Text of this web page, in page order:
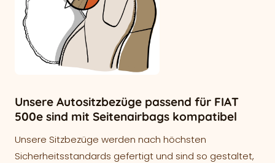
Unsere Autositzbezüge passend für FIAT
500e sind mit Seitenairbags kompatibel
Unsere Sitzbezüge werden nach höchsten
Sicherheitsstandards gefertigt und sind so gestaltet,